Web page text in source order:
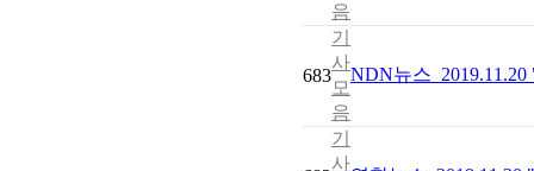
음
683
기
사
모
음
NDN뉴스
기
사